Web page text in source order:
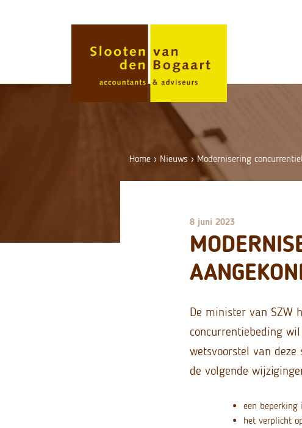
Home › Nieuws › Modernisering
8 juni 2023
De minister van SZW
concurrentiebeding
wetsvoorstel van
de volgende
een
het verplicht